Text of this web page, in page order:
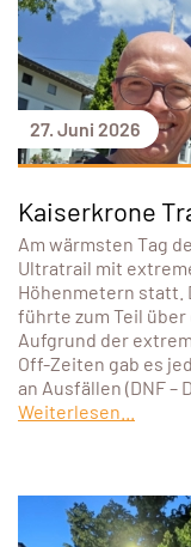
27. Juni 2026
Kaiserkrone
Am wärmsten Tag
Ultratrail mit
Höhenmetern statt.
führte zum Teil
Aufgrund der
Off-Zeiten gab es
an Ausfällen (DNF –
Weiterlesen...